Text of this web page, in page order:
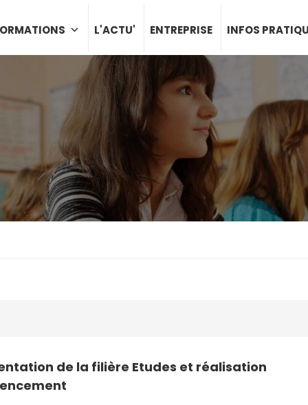
L'ACTU' ENTREPRISE INFOS
de la filière Etudes et réalisation